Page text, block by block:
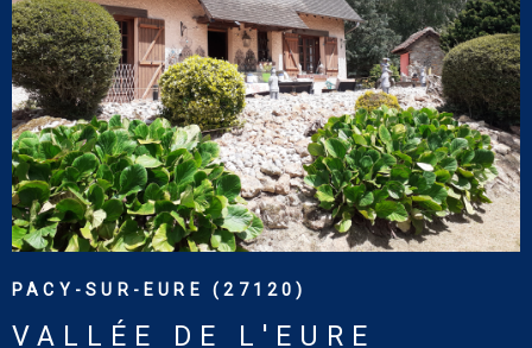
PACY-SUR-EURE (27120)
VALLÉE DE L'EURE
VOIR LE BIEN